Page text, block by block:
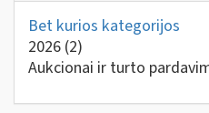
Bet kurios kategorijos
2026 (2)
Aukcionai ir turto